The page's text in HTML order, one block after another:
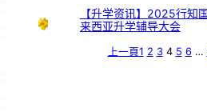
【升学资讯】2025行知
来西亚升学辅导大会
上一頁1 2 3 4 5 6 …